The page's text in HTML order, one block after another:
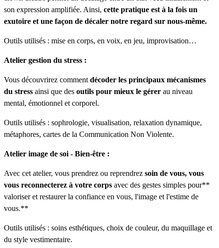
son expression amplifiée. Ainsi, cette pratique est à la fois un
exutoire et une façon de décaler notre regard sur nous-même.
Outils utilisés : mise en corps, en voix, en jeu, improvisation…
Atelier gestion du stress :
Vous découvrirez comment décoder les principaux mécanismes
du stress ainsi que des outils pour mieux le gérer au niveau
mental, émotionnel et corporel.
Outils utilisés : sophrologie, visualisation, relaxation dynamique,
métaphores, cartes de la Communication Non Violente.
Atelier image de soi - Bien-être :
Avec cet atelier, vous prendrez ou reprendrez soin de vous, vous
vous reconnecterez à votre corps avec des gestes simples pour**
valoriser et restaurer la confiance en vous, l'image et l'estime de
vous.**
Outils utilisés : soins esthétiques, choix de couleur, du maquillage et
du style vestimentaire.